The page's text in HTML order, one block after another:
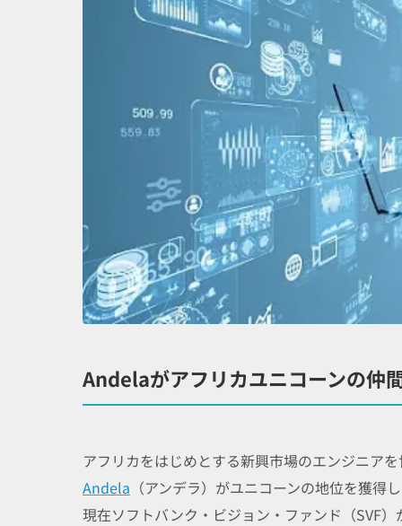
Andelaがアフリカユニコーンの仲
アフリカをはじめとする新興市場のエンジニア
Andela （アンデラ）がユニコーンの地位を獲得
現在ソフトバンク・ビジョン・ファンド（SVF